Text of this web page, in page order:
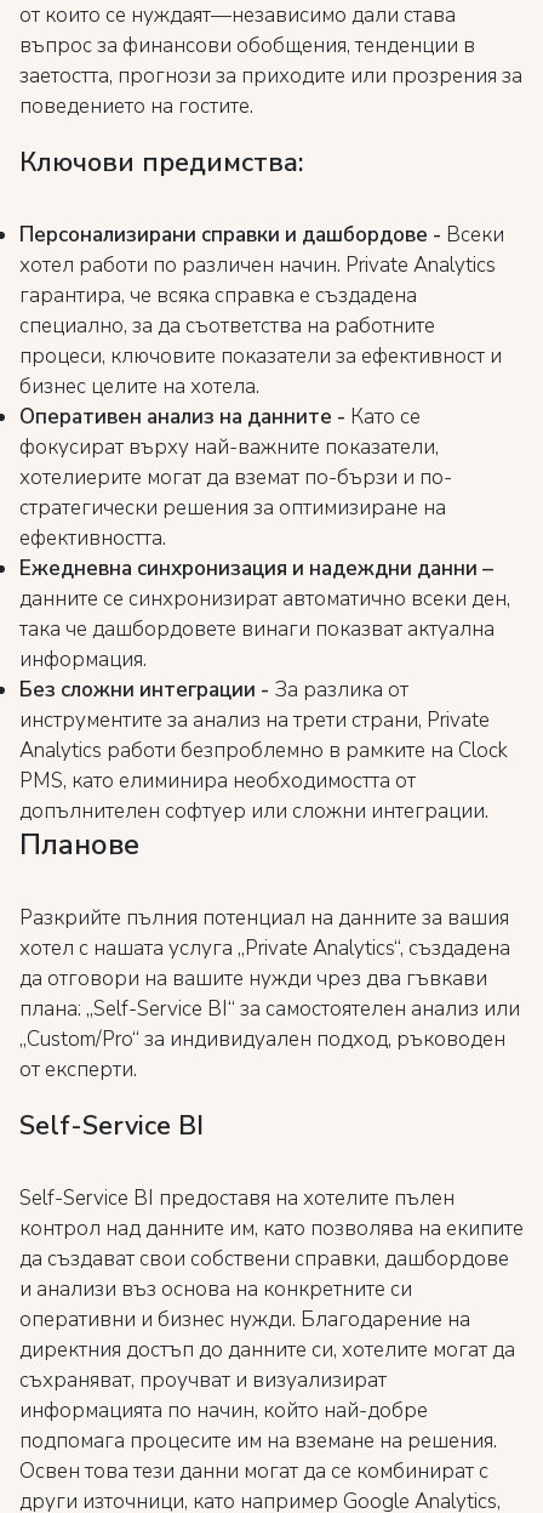
от които се нуждаят—независимо дали става
въпрос за финансови обобщения, тенденции в
заетостта, прогнози за приходите или прозрения за
поведението на гостите.
Ключови предимства:
Персонализирани справки и дашбордове - Всеки
хотел работи по различен начин. Private Analytics
гарантира, че всяка справка е създадена
специално, за да съответства на работните
процеси, ключовите показатели за ефективност и
бизнес целите на хотела.
Оперативен анализ на данните - Като се
фокусират върху най-важните показатели,
хотелиерите могат да вземат по-бързи и по-
стратегически решения за оптимизиране на
ефективността.
Ежедневна синхронизация и надеждни данни –
данните се синхронизират автоматично всеки ден,
така че дашбордовете винаги показват актуална
информация.
Без сложни интеграции - За разлика от
инструментите за анализ на трети страни, Private
Analytics работи безпроблемно в рамките на Clock
PMS, като елиминира необходимостта от
допълнителен софтуер или сложни интеграции.
Планове
Разкрийте пълния потенциал на данните за вашия
хотел с нашата услуга „Private Analytics“, създадена
да отговори на вашите нужди чрез два гъвкави
плана: „Self-Service BI“ за самостоятелен анализ или
„Custom/Pro“ за индивидуален подход, ръководен
от експерти.
Self-Service BI
Self-Service BI предоставя на хотелите пълен
контрол над данните им, като позволява на екипите
да създават свои собствени справки, дашбордове
и анализи въз основа на конкретните си
оперативни и бизнес нужди. Благодарение на
директния достъп до данните си, хотелите могат да
съхраняват, проучват и визуализират
информацията по начин, който най-добре
подпомага процесите им на вземане на решения.
Освен това тези данни могат да се комбинират с
други източници, като например Google Analytics,